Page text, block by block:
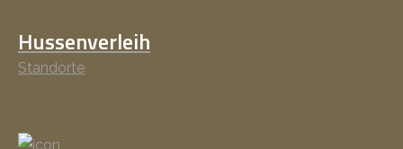
Hussenverleih
Standorte